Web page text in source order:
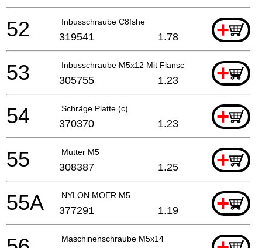
Inbusschraube C8fshe +
52 319541 1.78
Inbusschraube M5x12 Mit Flansch +
53 305755 1.23
Schräge Platte (c) +
54 370370 1.23
Mutter M5 +
55 308387 1.25
NYLON MOER M5 +
55A 377291 1.19
Maschinenschraube M5x14